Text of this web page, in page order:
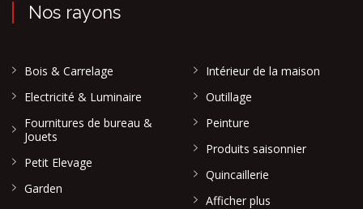
Nos rayons
Bois & Carrelage
Electricité & Luminaire
Fournitures de bureau &
Jouets
Petit Elevage
Garden
Intérieur de la maison
Outillage
Peinture
Produits saisonnier
Quincaillerie
Afficher plus